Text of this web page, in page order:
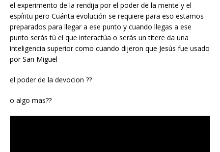
el experimento de la rendija por el poder de la mente y el
espíritu pero Cuánta evolución se requiere para eso estamos
preparados para llegar a ese punto y cuando llegas a ese
punto serás tú el que interactúa o serás un títere da una
inteligencia superior como cuando dijeron que Jesús fue usado
por San Miguel
el poder de la devocion ??
o algo mas??